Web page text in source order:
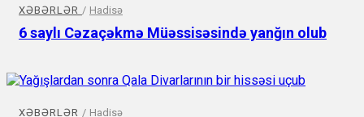
XƏBƏRLƏR / Hadisə
6 saylı Cəzaçəkmə Müəssisəsində yanğın olub
XƏBƏRLƏR / Hadisə